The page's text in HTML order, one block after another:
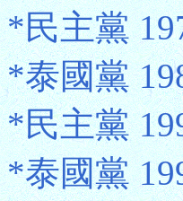
*民主黨
*泰國黨
*民主黨
*泰國黨